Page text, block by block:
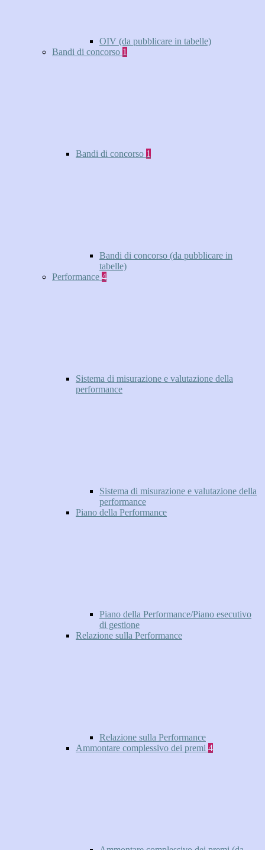
OIV (da pubblicare in tabelle)
Bandi di concorso 1
Bandi di concorso 1
Bandi di concorso (da pubblicare in
tabelle)
Performance 4
Sistema di misurazione e valutazione della
performance
Sistema di misurazione e valutazione della
performance
Piano della Performance
Piano della Performance/Piano esecutivo
di gestione
Relazione sulla Performance
Relazione sulla Performance
Ammontare complessivo dei premi 4